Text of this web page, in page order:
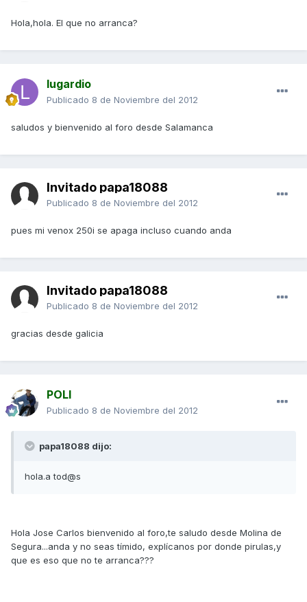
Hola,hola. El que no arranca?
lugardio
Publicado 8 de Noviembre del 2012
saludos y bienvenido al foro desde Salamanca
Invitado papa18088
Publicado 8 de Noviembre del 2012
pues mi venox 250i se apaga incluso cuando anda
Invitado papa18088
Publicado 8 de Noviembre del 2012
gracias desde galicia
POLI
Publicado 8 de Noviembre del 2012
papa18088 dijo:
hola.a tod@s
Hola Jose Carlos bienvenido al foro,te saludo desde Molina de
Segura...anda y no seas tímido, explícanos por donde pirulas,y
que es eso que no te arranca???